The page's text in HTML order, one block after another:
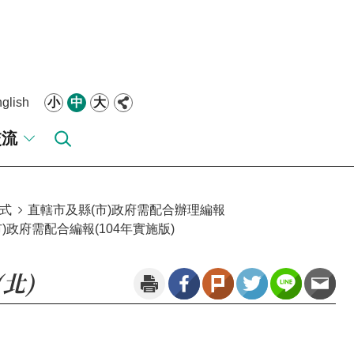
小 中 大
直轄市及縣(市)政府需配合辦理編報
府需配合編報(104年實施版)
)